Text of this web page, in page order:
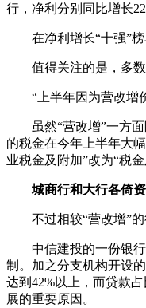
行，净利分别同比增长
在净利增长“十强”榜
值得关注的是，多数
“上半年因为营改增价
虽然“营改增”一方面
的税金在今年上半年大
业税金及附加”改为“税
城商行和大行各倚
不过相较“营改增”的
中信建投的一份银行
制。加之分支机构开设
达到42%以上，而贷款
展的重要原因。